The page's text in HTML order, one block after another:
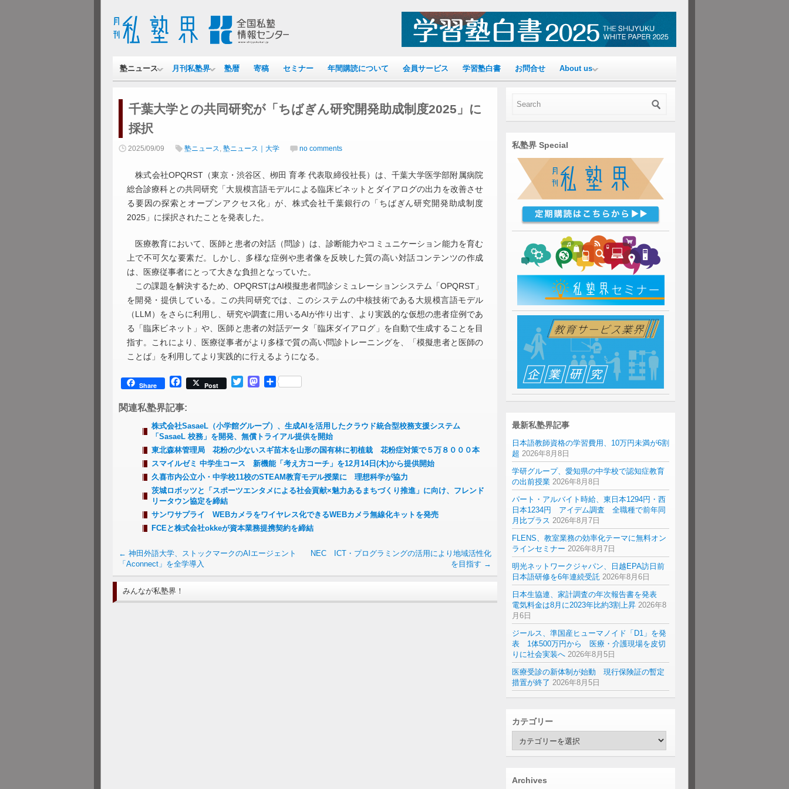
塾ニュース 月刊私塾界 塾暦 寄稿 セミナー 年間購読について 会員サービス 学習塾白書 お問合せ About us
千葉大学との共同研究が「ちばぎん研究開発助成制度2025」に
採択
2025/09/09 塾ニュース, 塾ニュース｜大学 no comments
株式会社OPQRST（東京・渋谷区、栁田 育孝 代表取締役社長）は、千葉大学医学部附属病院
総合診療科との共同研究「大規模言語モデルによる臨床ビネットとダイアログの出力を改善させ
る要因の探索とオープンアクセス化」が、株式会社千葉銀行の「ちばぎん研究開発助成制度
2025」に採択されたことを発表した。
医療教育において、医師と患者の対話（問診）は、診断能力やコミュニケーション能力を育む
上で不可欠な要素だ。しかし、多様な症例や患者像を反映した質の高い対話コンテンツの作成
は、医療従事者にとって大きな負担となっていた。
この課題を解決するため、OPQRSTはAI模擬患者問診シミュレーションシステム「OPQRST」
を開発・提供している。この共同研究では、このシステムの中核技術である大規模言語モデル
（LLM）をさらに利用し、研究や調査に用いるAIが作り出す、より実践的な仮想の患者症例であ
る「臨床ビネット」や、医師と患者の対話データ「臨床ダイアログ」を自動で生成することを目
指す。これにより、医療従事者がより多様で質の高い問診トレーニングを、「模擬患者と医師の
ことば」を利用してより実践的に行えるようになる。
Share Facebook
Post TwitterMastodon
共
関連私塾界記事:
株式会社SasaeL（小学館グループ）、生成AIを活用したクラウド統合型校務支援システム
「SasaeL 校務」を開発、無償トライアル提供を開始
東北森林管理局 花粉の少ないスギ苗木を山形の国有林に初植栽 花粉症対策で５万８０００本
スマイルゼミ 中学生コース 新機能「考え方コーチ」を12月14日(木)から提供開始
久喜市内公立小・中学校11校のSTEAM教育モデル授業に 理想科学が協力
茨城ロボッツと「スポーツエンタメによる社会貢献×魅力あるまちづくり推進」に向け、フレンド
リータウン協定を締結
サンワサプライ WEBカメラをワイヤレス化できるWEBカメラ無線化キットを発売
FCEと株式会社okkeが資本業務提携契約を締結
← 神田外語大学、ストックマークのAIエージェント
「Aconnect」を全学導入
NEC ICT・プログラミングの活用により地域活性化
を目指す →
みんなが私塾界！
私塾界 Special
最新私塾界記事
日本語教師資格の学習費用、10万円未満が6割
超 2026年8月8日
学研グループ、愛知県の中学校で認知症教育
の出前授業 2026年8月8日
パート・アルバイト時給、東日本1294円・西
日本1234円 アイデム調査 全職種で前年同
月比プラス 2026年8月7日
FLENS、教室業務の効率化テーマに無料オン
ラインセミナー 2026年8月7日
明光ネットワークジャパン、日越EPA訪日前
日本語研修を6年連続受託 2026年8月6日
日本生協連、家計調査の年次報告書を発表
電気料金は8月に2023年比約3割上昇 2026年8
月6日
ジールス、準国産ヒューマノイド「D1」を発
表 1体500万円から 医療・介護現場を皮切
りに社会実装へ 2026年8月5日
医療受診の新体制が始動 現行保険証の暫定
措置が終了 2026年8月5日
カテゴリー
ゴ
ー
Archives